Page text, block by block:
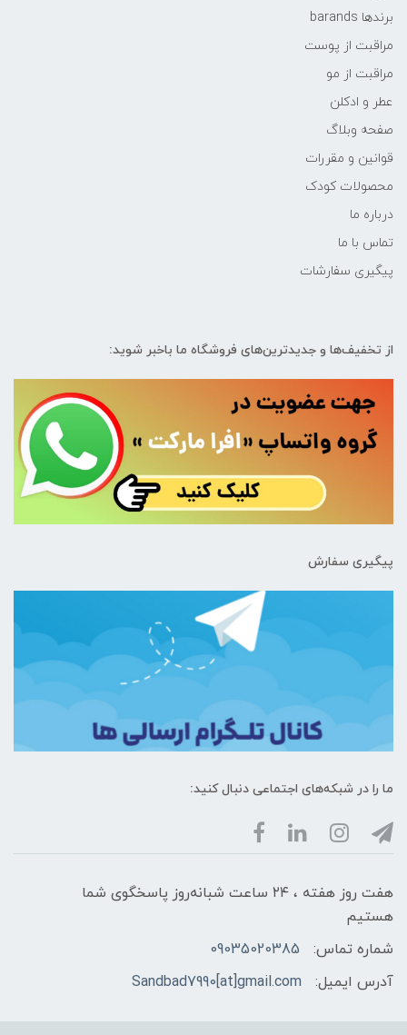
برندها barands
مراقبت از پوست
مراقبت از مو
عطر و ادکلن
صفحه وبلاگ
قوانین و مقررات
محصولات کودک
درباره ما
تماس با ما
پیگیری سفارشات
از تخفیف‌ها و جدیدترین‌های فروشگاه ما باخبر شوید:
پیگیری سفارش
ما را در شبکه‌های اجتماعی دنبال کنید:
هفت روز هفته ، ۲۴ ساعت شبانه‌روز پاسخگوی شما
هستیم
شماره تماس:
09035020385
آدرس ایمیل:
Sandbad7990[at]gmail.com